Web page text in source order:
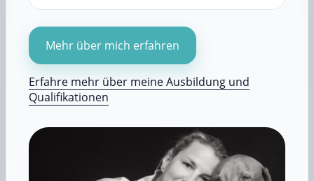
Mehr über mich erfahren
Erfahre mehr über meine Ausbildung und
Qualifikationen